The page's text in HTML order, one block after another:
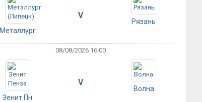
Металлург
V
Рязань
08/08/2026 16:00
Зенит Пн
V
Волна